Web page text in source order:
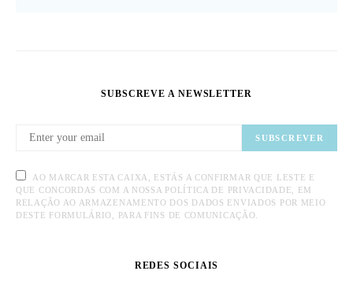
SUBSCREVE A NEWSLETTER
SUBSCREVER
AO MARCAR ESTA CAIXA, ESTÁS A CONFIRMAR QUE LESTE E
QUE CONCORDAS COM A NOSSA POLÍTICA DE PRIVACIDADE, EM
RELAÇÃO AO ARMAZENAMENTO DOS DADOS ENVIADOS POR MEIO
DESTE FORMULÁRIO, PARA FINS DE COMUNICAÇÃO.
REDES SOCIAIS